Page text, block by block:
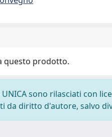
questo prodotto.
sono rilasciati con
da diritto d'autore, salvo